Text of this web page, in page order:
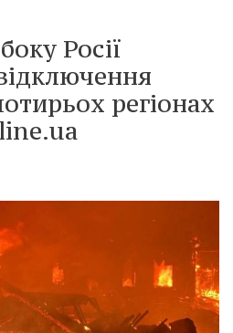
Росії
регіонах